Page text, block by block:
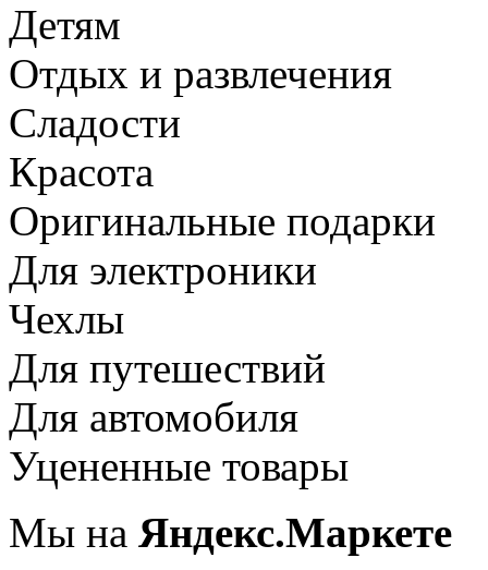
Детям
Отдых и развлечения
Сладости
Красота
Оригинальные подарки
Для электроники
Чехлы
Для путешествий
Для автомобиля
Уцененные товары
Мы на Яндекс.Маркете